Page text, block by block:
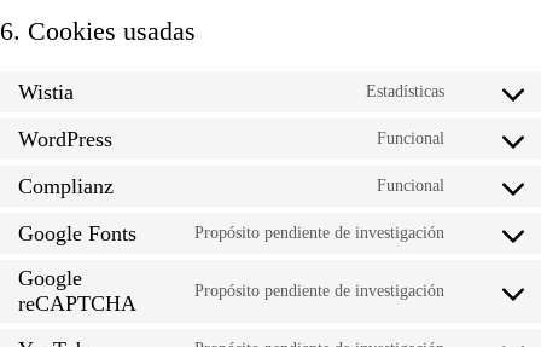
6. Cookies usadas
Wistia Estadísticas
Consent
service
WordPress Funcional
Consent
service
Complianz Funcional
Consent
service
Google Fonts Propósito pendiente de investigación
Consent
google-
Google
reCAPTCHA
Propósito pendiente de investigación
Consent